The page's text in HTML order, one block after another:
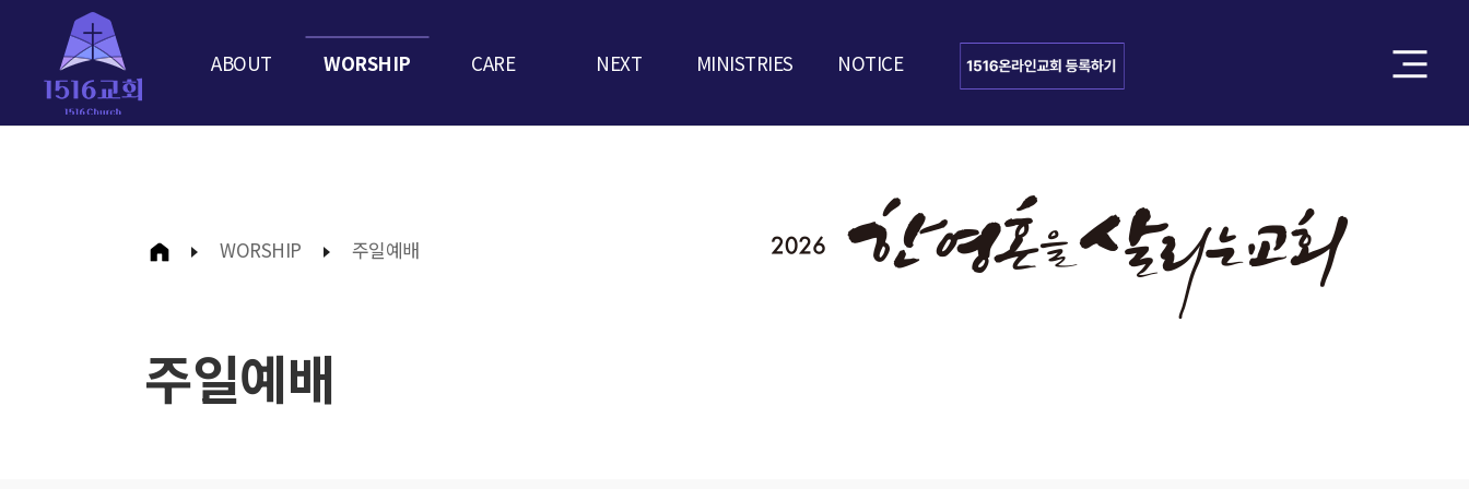
ABOUT WORSHIP CARE NEXT MINISTRIES NOTICE
WORSHIP 주일예배
주일예배